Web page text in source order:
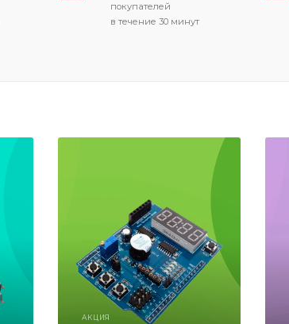
покупателей
в течение 30 минут
АКЦИЯ